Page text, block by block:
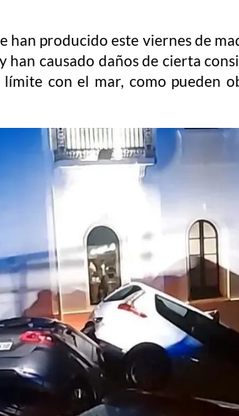
han producido este viernes de
causado daños de cierta
con el mar, como pueden